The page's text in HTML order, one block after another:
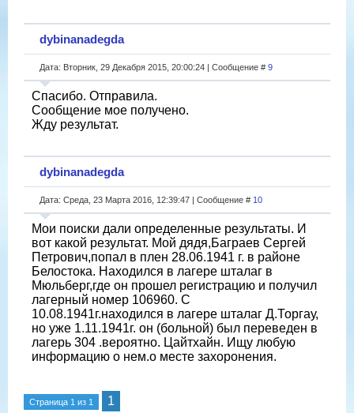
dybinanadegda
Дата: Вторник, 29 Декабря 2015, 20:00:24 | Сообщение # 9
Спасибо. Отправила.
Сообщение мое получено.
Жду результат.
dybinanadegda
Дата: Среда, 23 Марта 2016, 12:39:47 | Сообщение # 10
Мои поиски дали определенные результаты. И
вот какой результат. Мой дядя,Баграев Сергей
Петрович,попал в плен 28.06.1941 г. в районе
Белостока. Находился в лагере шталаг в
Мюльберг,где он прошел регистрацию и получил
лагерный номер 106960. С
10.08.1941г.находился в лагере шталаг Д.Торгау,
но уже 1.11.1941г. он (больной) был переведен в
лагерь 304 .вероятно. Цайтхайн. Ищу любую
информацию о нем.о месте захоронения.
Страница 1 из 1 1